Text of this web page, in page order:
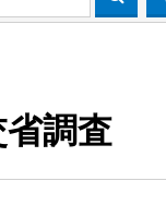
調査